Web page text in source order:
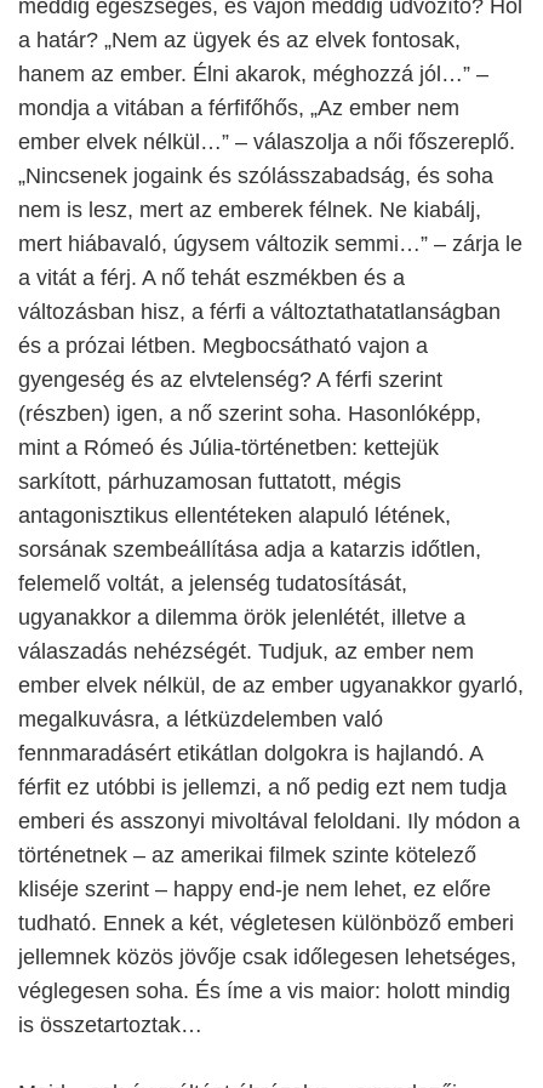
meddig egészséges, és vajon meddig üdvözítő? Hol
a határ? „Nem az ügyek és az elvek fontosak,
hanem az ember. Élni akarok, méghozzá jól…” –
mondja a vitában a férfifőhős, „Az ember nem
ember elvek nélkül…” – válaszolja a női főszereplő.
„Nincsenek jogaink és szólásszabadság, és soha
nem is lesz, mert az emberek félnek. Ne kiabálj,
mert hiábavaló, úgysem változik semmi…” – zárja le
a vitát a férj. A nő tehát eszmékben és a
változásban hisz, a férfi a változtathatatlanságban
és a prózai létben. Megbocsátható vajon a
gyengeség és az elvtelenség? A férfi szerint
(részben) igen, a nő szerint soha. Hasonlóképp,
mint a Rómeó és Júlia-történetben: kettejük
sarkított, párhuzamosan futtatott, mégis
antagonisztikus ellentéteken alapuló létének,
sorsának szembeállítása adja a katarzis időtlen,
felemelő voltát, a jelenség tudatosítását,
ugyanakkor a dilemma örök jelenlétét, illetve a
válaszadás nehézségét. Tudjuk, az ember nem
ember elvek nélkül, de az ember ugyanakkor gyarló,
megalkuvásra, a létküzdelemben való
fennmaradásért etikátlan dolgokra is hajlandó. A
férfit ez utóbbi is jellemzi, a nő pedig ezt nem tudja
emberi és asszonyi mivoltával feloldani. Ily módon a
történetnek – az amerikai filmek szinte kötelező
kliséje szerint – happy end-je nem lehet, ez előre
tudható. Ennek a két, végletesen különböző emberi
jellemnek közös jövője csak időlegesen lehetséges,
véglegesen soha. És íme a vis maior: holott mindig
is összetartoztak…